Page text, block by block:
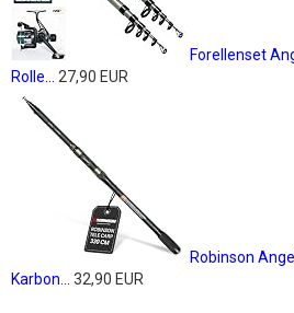
Forellenset
Rolle...
27,90 EUR
Robinson
Karbon...
32,90 EUR